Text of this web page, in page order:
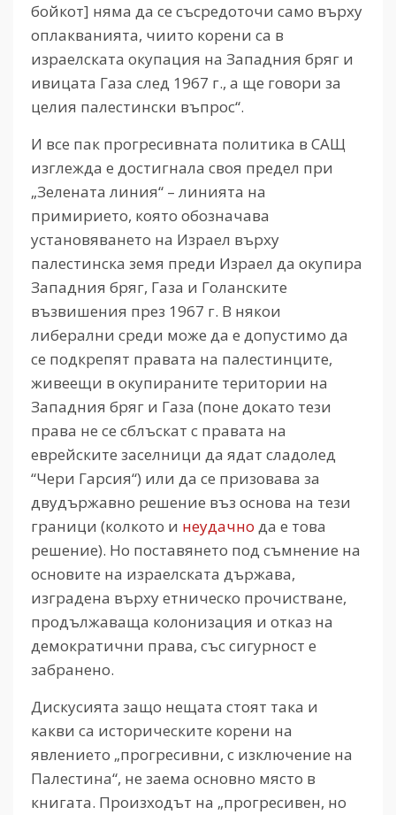
бойкот] няма да се съсредоточи само върху
оплакванията, чиито корени са в
израелската окупация на Западния бряг и
ивицата Газа след 1967 г., а ще говори за
целия палестински въпрос“.
И все пак прогресивната политика в САЩ
изглежда е достигнала своя предел при
„Зелената линия“ – линията на
примирието, която обозначава
установяването на Израел върху
палестинска земя преди Израел да окупира
Западния бряг, Газа и Голанските
възвишения през 1967 г. В някои
либерални среди може да е допустимо да
се подкрепят правата на палестинците,
живеещи в окупираните територии на
Западния бряг и Газа (поне докато тези
права не се сблъскат с правата на
еврейските заселници да ядат сладолед
“Чери Гарсия“) или да се призовава за
двудържавно решение въз основа на тези
граници (колкото и неудачно да е това
решение). Но поставянето под съмнение на
основите на израелската държава,
изградена върху етническо прочистване,
продължаваща колонизация и отказ на
демократични права, със сигурност е
забранено.
Дискусията защо нещата стоят така и
какви са историческите корени на
явлението „прогресивни, с изключение на
Палестина“, не заема основно място в
книгата. Произходът на „прогресивен, но